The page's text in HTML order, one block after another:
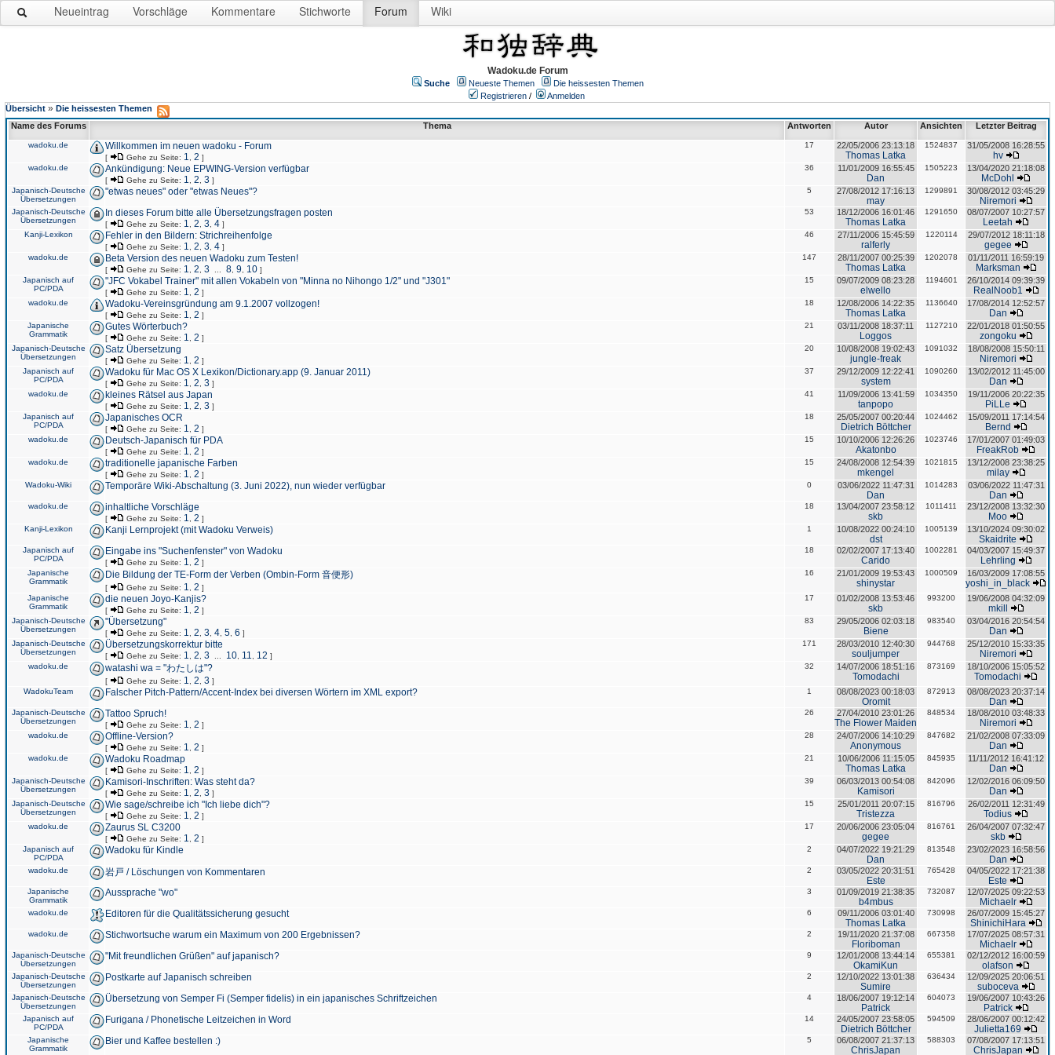
Neueintrag Vorschläge Kommentare Stichworte Forum Wiki
Wadoku.de Forum
Suche Neueste Themen
Die heissesten Themen
Registrieren /
Anmelden
Übersicht » Die heissesten Themen
Name des Forums
Thema Antworten Autor Ansichten Letzter Beitrag
wadoku.de Willkommen im neuen wadoku - Forum
[ Gehe zu Seite: 1 2 ]
17 22/05/2006 23:13:18
Thomas Latka
1524837 31/05/2008 16:28:55
hv
wadoku.de Ankündigung: Neue EPWING-Version verfügbar
[ Gehe zu Seite: 1 2 3 ]
36 11/01/2009 16:55:45
Dan
1505223 13/04/2020 21:18:08
McDohl
Japanisch-Deutsche
Übersetzungen
"etwas neues" oder "etwas Neues"? 5 27/08/2012 17:16:13
may
1299891 30/08/2012 03:45:29
Niremori
Japanisch-Deutsche
Übersetzungen
In dieses Forum bitte alle Übersetzungsfragen posten
[ Gehe zu Seite: 1 2 3 4 ]
53 18/12/2006 16:01:46
Thomas Latka
1291650 08/07/2007 10:27:57
Leetah
Kanji-Lexikon Fehler in den Bildern: Strichreihenfolge
[ Gehe zu Seite: 1 2 3 4 ]
46 27/11/2006 15:45:59
ralferly
1220114 29/07/2012 18:11:18
gegee
wadoku.de Beta Version des neuen Wadoku zum Testen!
[ Gehe zu Seite: 1 2 3 8 9 10 ]
147 28/11/2007 00:25:39
Thomas Latka
1202078 01/11/2011 16:59:19
Marksman
Japanisch auf
PC/PDA
"JFC Vokabel Trainer" mit allen Vokabeln von "Minna no Nihongo 1/2" und "J301"
[ Gehe zu Seite: 1 2 ]
15 09/07/2009 08:23:28
elwello
1194601 26/10/2014 09:39:39
RealNoob1
wadoku.de Wadoku-Vereinsgründung am 9.1.2007 vollzogen!
[ Gehe zu Seite: 1 2 ]
18 12/08/2006 14:22:35
Thomas Latka
1136640 17/08/2014 12:52:57
Dan
Japanische
Grammatik
Gutes Wörterbuch?
[ Gehe zu Seite: 1 2 ]
21 03/11/2008 18:37:11
Loggos
1127210 22/01/2018 01:50:55
zongoku
Japanisch-Deutsche
Übersetzungen
Satz Übersetzung
[ Gehe zu Seite: 1 2 ]
20 10/08/2008 19:02:43
jungle-freak
1091032 18/08/2008 15:50:11
Niremori
Japanisch auf
PC/PDA
Wadoku für Mac OS X Lexikon/Dictionary.app (9. Januar 2011)
[ Gehe zu Seite: 1 2 3 ]
37 29/12/2009 12:22:41
system
1090260 13/02/2012 11:45:00
Dan
wadoku.de kleines Rätsel aus Japan
[ Gehe zu Seite: 1 2 3 ]
41 11/09/2006 13:41:59
tanpopo
1034350 19/11/2006 20:22:35
PiLLe
Japanisch auf
PC/PDA
Japanisches OCR
[ Gehe zu Seite: 1 2 ]
18 25/05/2007 00:20:44
Dietrich Böttcher
1024462 15/09/2011 17:14:54
Bernd
wadoku.de Deutsch-Japanisch für PDA
[ Gehe zu Seite: 1 2 ]
15 10/10/2006 12:26:26
Akatonbo
1023746 17/01/2007 01:49:03
FreakRob
wadoku.de traditionelle japanische Farben
[ Gehe zu Seite: 1 2 ]
15 24/08/2008 12:54:39
mkengel
1021815 13/12/2008 23:38:25
milay
Wadoku-Wiki Temporäre Wiki-Abschaltung (3. Juni 2022), nun wieder verfügbar 0 03/06/2022 11:47:31
Dan
1014283 03/06/2022 11:47:31
Dan
wadoku.de inhaltliche Vorschläge
[ Gehe zu Seite: 1 2 ]
18 13/04/2007 23:58:12
skb
1011411 23/12/2008 13:32:30
Moo
Kanji-Lexikon Kanji Lernprojekt (mit Wadoku Verweis) 1 10/08/2022 00:24:10
dst
1005139 13/10/2024 09:30:02
Skaidrite
Japanisch auf
PC/PDA
Eingabe ins "Suchenfenster" von Wadoku
[ Gehe zu Seite: 1 2 ]
18 02/02/2007 17:13:40
Carido
1002281 04/03/2007 15:49:37
Lehrling
Japanische
Grammatik
Die Bildung der TE-Form der Verben (Ombin-Form 音便形)
[ Gehe zu Seite: 1 2 ]
16 21/01/2009 19:53:43
shinystar
1000509 16/03/2009 17:08:55
yoshi_in_black
Japanische
Grammatik
die neuen Joyo-Kanjis?
[ Gehe zu Seite: 1 2 ]
17 01/02/2008 13:53:46
skb
993200 19/06/2008 04:32:09
mkill
Japanisch-Deutsche
Übersetzungen
"Übersetzung"
[ Gehe zu Seite: 1 2 3 4 5 6 ]
83 29/05/2006 02:03:18
Biene
983540 03/04/2016 20:54:54
Dan
Japanisch-Deutsche
Übersetzungen
Übersetzungskorrektur bitte
[ Gehe zu Seite: 1 2 3 10 11 12 ]
171 28/03/2010 12:40:30
souljumper
944768 25/12/2010 15:33:35
Niremori
wadoku.de watashi wa = "わたしは"?
[ Gehe zu Seite: 1 2 3 ]
32 14/07/2006 18:51:16
Tomodachi
873169 18/10/2006 15:05:52
Tomodachi
WadokuTeam Falscher Pitch-Pattern/Accent-Index bei diversen Wörtern im XML export? 1 08/08/2023 00:18:03
Oromit
872913 08/08/2023 20:37:14
Dan
Japanisch-Deutsche
Übersetzungen
Tattoo Spruch!
[ Gehe zu Seite: 1 2 ]
26 27/04/2010 23:01:26
The Flower Maiden
848534 18/08/2010 03:48:33
Niremori
wadoku.de Offline-Version?
[ Gehe zu Seite: 1 2 ]
28 24/07/2006 14:10:29
Anonymous
847682 21/02/2008 07:33:09
Dan
wadoku.de Wadoku Roadmap
[ Gehe zu Seite: 1 2 ]
21 10/06/2006 11:15:05
Thomas Latka
845935 11/11/2012 16:41:12
Dan
Japanisch-Deutsche
Übersetzungen
Kamisori-Inschriften: Was steht da?
[ Gehe zu Seite: 1 2 3 ]
39 06/03/2013 00:54:08
Kamisori
842096 12/02/2016 06:09:50
Dan
Japanisch-Deutsche
Übersetzungen
Wie sage/schreibe ich "Ich liebe dich"?
[ Gehe zu Seite: 1 2 ]
15 25/01/2011 20:07:15
Tristezza
816796 26/02/2011 12:31:49
Todius
wadoku.de Zaurus SL C3200
[ Gehe zu Seite: 1 2 ]
17 20/06/2006 23:05:04
gegee
816761 26/04/2007 07:32:47
skb
Japanisch auf
PC/PDA
Wadoku für Kindle 2 04/07/2022 19:21:29
Dan
813548 23/02/2023 16:58:56
Dan
wadoku.de 岩戸 / Löschungen von Kommentaren 2 03/05/2022 20:31:51
Este
765428 04/05/2022 17:21:38
Este
Japanische
Grammatik
Aussprache "wo" 3 01/09/2019 21:38:35
b4mbus
732087 12/07/2025 09:22:53
Michaelr
wadoku.de Editoren für die Qualitätssicherung gesucht 6 09/11/2006 03:01:40
Thomas Latka
730998 26/07/2009 15:45:27
ShinichiHara
wadoku.de Stichwortsuche warum ein Maximum von 200 Ergebnissen? 2 19/11/2020 21:37:08
Floriboman
667358 17/07/2025 08:57:31
Michaelr
Japanisch-Deutsche
Übersetzungen
"Mit freundlichen Grüßen" auf japanisch? 9 12/01/2008 13:44:14
OkamiKun
655381 02/12/2012 16:00:59
olafson
Japanisch-Deutsche
Übersetzungen
Postkarte auf Japanisch schreiben 2 12/10/2022 13:01:38
Sumire
636434 12/09/2025 20:06:51
suboceva
Japanisch-Deutsche
Übersetzungen
Übersetzung von Semper Fi (Semper fidelis) in ein japanisches Schriftzeichen 4 18/06/2007 19:12:14
Patrick
604073 19/06/2007 10:43:26
Patrick
Japanisch auf
PC/PDA
Furigana / Phonetische Leitzeichen in Word 14 24/05/2007 23:58:05
Dietrich Böttcher
594509 28/06/2007 00:12:42
Julietta169
Japanische
Grammatik
Bier und Kaffee bestellen :) 5 06/08/2007 21:37:13
ChrisJapan
588303 07/08/2007 17:13:51
ChrisJapan